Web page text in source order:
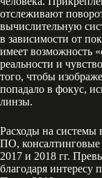
отслеживают
вычислительную
в зависимости от
имеет возможность
реальности и
того, чтобы
попадало в фокус,
линзы.
Расходы на системы
ПО, консалтинговые
2017 и 2018 гг.
благодаря интересу